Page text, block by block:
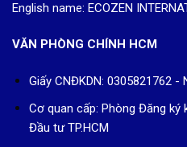
English name: ECOZEN
VĂN PHÒNG CHÍNH HCM
Giấy CNĐKDN: 0305821762 -
Cơ quan cấp: Phòng Đăng ký
Đầu tư TP.HCM